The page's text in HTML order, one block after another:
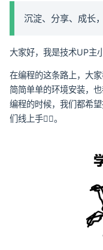
沉淀、分享、成长
大家好，我是技术UP主
在编程的这条路上，大
简简单单的环境安装，
编程的时候，我们都希
们线上手✋🏻。